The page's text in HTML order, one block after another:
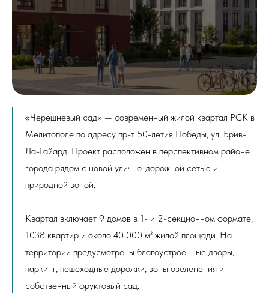
«Черешневый сад» — современный жилой квартал РСК в
Мелитополе по адресу пр-т 50-летия Победы, ул. Брив-
Ла-Гайард. Проект расположен в перспективном районе
города рядом с новой улично-дорожной сетью и
природной зоной.
Квартал включает 9 домов в 1- и 2-секционном формате,
1038 квартир и около 40 000 м² жилой площади. На
территории предусмотрены благоустроенные дворы,
паркинг, пешеходные дорожки, зоны озеленения и
собственный фруктовый сад.